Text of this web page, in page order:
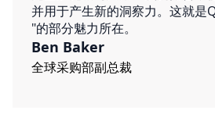
并用于产生新的洞察力。这就是
"的部分魅力所在。
Ben Baker
全球采购部副总裁